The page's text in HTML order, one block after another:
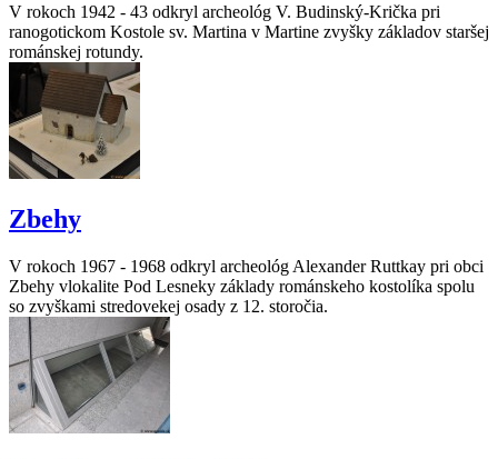
V rokoch 1942 - 43 odkryl archeológ V. Budinský-Krička pri
ranogotickom Kostole sv. Martina v Martine zvyšky základov staršej
románskej rotundy.
Zbehy
V rokoch 1967 - 1968 odkryl archeológ Alexander Ruttkay pri obci
Zbehy vlokalite Pod Lesneky základy románskeho kostolíka spolu
so zvyškami stredovekej osady z 12. storočia.